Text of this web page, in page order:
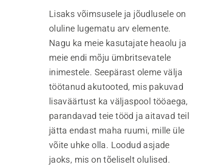
Lisaks võimsusele ja jõudlusele on
oluline lugematu arv elemente.
Nagu ka meie kasutajate heaolu ja
meie endi mõju ümbritsevatele
inimestele. Seepärast oleme välja
töötanud akutooted, mis pakuvad
lisaväärtust ka väljaspool tööaega,
parandavad teie tööd ja aitavad teil
jätta endast maha ruumi, mille üle
võite uhke olla. Loodud asjade
jaoks, mis on tõeliselt olulised.